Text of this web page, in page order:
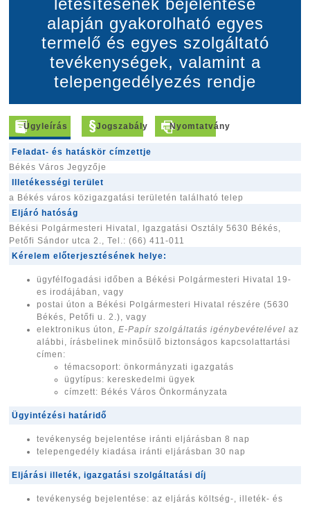
alapján gyakorolható egyes
termelő és egyes szolgáltató
tevékenységek, valamint a
telepengedélyezés rendje
Ügyleírás Jogszabály Nyomtatvány
Feladat- és hatáskör címzettje
Békés Város Jegyzője
Illetékességi terület
a Békés város közigazgatási területén található telep
Eljáró hatóság
Békési Polgármesteri Hivatal, Igazgatási Osztály 5630 Békés,
Petőfi Sándor utca 2., Tel.: (66) 411-011
Kérelem előterjesztésének helye:
ügyfélfogadási időben a Békési Polgármesteri Hivatal 19-
es irodájában, vagy
postai úton a Békési Polgármesteri Hivatal részére (5630
Békés, Petőfi u. 2.), vagy
elektronikus úton,E-Papír szolgáltatás igénybevételévelaz
alábbi, írásbelinek minősülő biztonságos kapcsolattartási
címen:
témacsoport: önkormányzati igazgatás
ügytípus: kereskedelmi ügyek
címzett: Békés Város Önkormányzata
Ügyintézési határidő
tevékenység bejelentése iránti eljárásban 8 nap
telepengedély kiadása iránti eljárásban 30 nap
Eljárási illeték, igazgatási szolgáltatási díj
tevékenység bejelentése: az eljárás költség-, illeték- és